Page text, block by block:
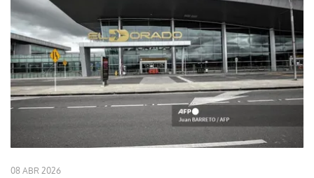
08 ABR 2026